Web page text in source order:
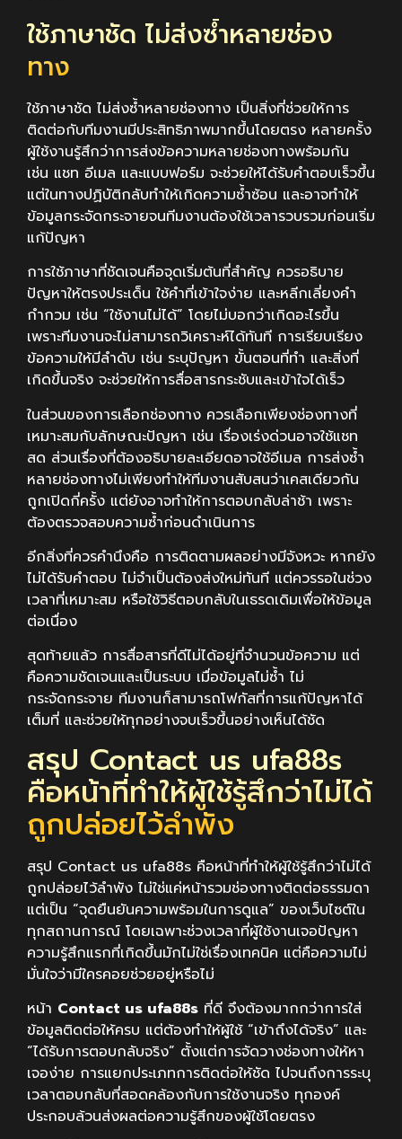
ใช้ภาษาชัด ไม่ส่งซ้ำหลายช่อง
ทาง
ใช้ภาษาชัด ไม่ส่งซ้ำหลายช่องทาง เป็นสิ่งที่ช่วยให้การ
ติดต่อกับทีมงานมีประสิทธิภาพมากขึ้นโดยตรง หลายครั้ง
ผู้ใช้งานรู้สึกว่าการส่งข้อความหลายช่องทางพร้อมกัน
เช่น แชท อีเมล และแบบฟอร์ม จะช่วยให้ได้รับคำตอบเร็วขึ้น
แต่ในทางปฏิบัติกลับทำให้เกิดความซ้ำซ้อน และอาจทำให้
ข้อมูลกระจัดกระจายจนทีมงานต้องใช้เวลารวบรวมก่อนเริ่ม
แก้ปัญหา
การใช้ภาษาที่ชัดเจนคือจุดเริ่มต้นที่สำคัญ ควรอธิบาย
ปัญหาให้ตรงประเด็น ใช้คำที่เข้าใจง่าย และหลีกเลี่ยงคำ
กำกวม เช่น “ใช้งานไม่ได้” โดยไม่บอกว่าเกิดอะไรขึ้น
เพราะทีมงานจะไม่สามารถวิเคราะห์ได้ทันที การเรียบเรียง
ข้อความให้มีลำดับ เช่น ระบุปัญหา ขั้นตอนที่ทำ และสิ่งที่
เกิดขึ้นจริง จะช่วยให้การสื่อสารกระชับและเข้าใจได้เร็ว
ในส่วนของการเลือกช่องทาง ควรเลือกเพียงช่องทางที่
เหมาะสมกับลักษณะปัญหา เช่น เรื่องเร่งด่วนอาจใช้แชท
สด ส่วนเรื่องที่ต้องอธิบายละเอียดอาจใช้อีเมล การส่งซ้ำ
หลายช่องทางไม่เพียงทำให้ทีมงานสับสนว่าเคสเดียวกัน
ถูกเปิดกี่ครั้ง แต่ยังอาจทำให้การตอบกลับล่าช้า เพราะ
ต้องตรวจสอบความซ้ำก่อนดำเนินการ
อีกสิ่งที่ควรคำนึงคือ การติดตามผลอย่างมีจังหวะ หากยัง
ไม่ได้รับคำตอบ ไม่จำเป็นต้องส่งใหม่ทันที แต่ควรรอในช่วง
เวลาที่เหมาะสม หรือใช้วิธีตอบกลับในเธรดเดิมเพื่อให้ข้อมูล
ต่อเนื่อง
สุดท้ายแล้ว การสื่อสารที่ดีไม่ได้อยู่ที่จำนวนข้อความ แต่
คือความชัดเจนและเป็นระบบ เมื่อข้อมูลไม่ซ้ำ ไม่
กระจัดกระจาย ทีมงานก็สามารถโฟกัสที่การแก้ปัญหาได้
เต็มที่ และช่วยให้ทุกอย่างจบเร็วขึ้นอย่างเห็นได้ชัด
สรุป Contact us ufa88s
คือหน้าที่ทำให้ผู้ใช้รู้สึกว่าไม่ได้
ถูกปล่อยไว้ลำพัง
สรุป Contact us ufa88s คือหน้าที่ทำให้ผู้ใช้รู้สึกว่าไม่ได้
ถูกปล่อยไว้ลำพัง ไม่ใช่แค่หน้ารวมช่องทางติดต่อธรรมดา
แต่เป็น “จุดยืนยันความพร้อมในการดูแล” ของเว็บไซต์ใน
ทุกสถานการณ์ โดยเฉพาะช่วงเวลาที่ผู้ใช้งานเจอปัญหา
ความรู้สึกแรกที่เกิดขึ้นมักไม่ใช่เรื่องเทคนิค แต่คือความไม่
มั่นใจว่ามีใครคอยช่วยอยู่หรือไม่
หน้า Contact us ufa88s ที่ดี จึงต้องมากกว่าการใส่
ข้อมูลติดต่อให้ครบ แต่ต้องทำให้ผู้ใช้ “เข้าถึงได้จริง” และ
“ได้รับการตอบกลับจริง” ตั้งแต่การจัดวางช่องทางให้หา
เจอง่าย การแยกประเภทการติดต่อให้ชัด ไปจนถึงการระบุ
เวลาตอบกลับที่สอดคล้องกับการใช้งานจริง ทุกองค์
ประกอบล้วนส่งผลต่อความรู้สึกของผู้ใช้โดยตรง